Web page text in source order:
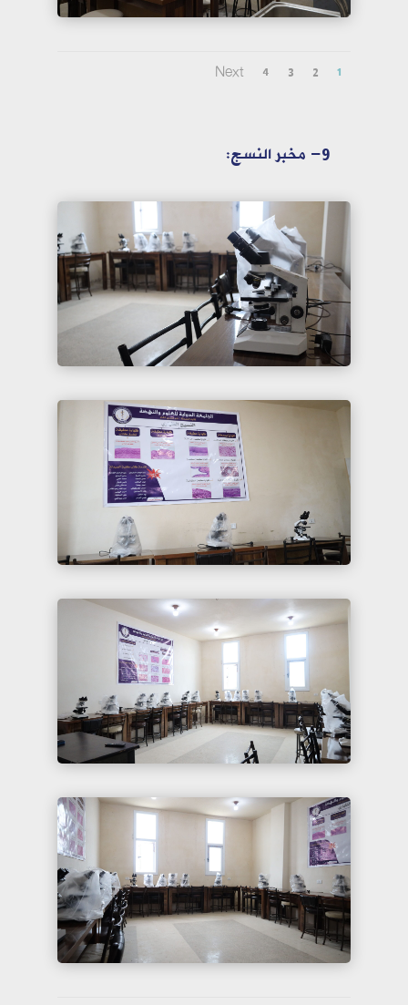
1
2
3
4
Next
9- مخبر النسج: